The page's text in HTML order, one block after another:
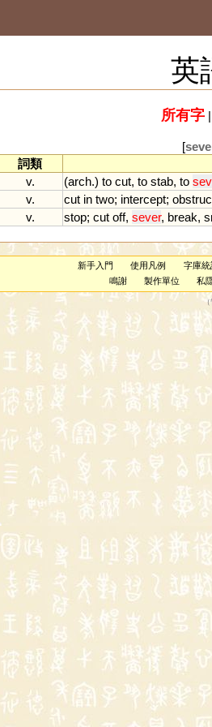
英
所有字|
[
詞類
v. (arch.) to cut, to stab, to
v. cut in two; intercept;
v. stop; cut off, sever, break,
新手入門 使用凡例 字庫統
鳴謝
製作單位 私
（